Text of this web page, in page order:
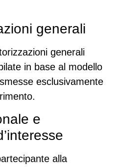
generali
generali
in base al modello
esclusivamente
e
alla